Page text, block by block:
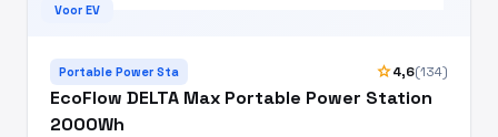
Voor EV
Portable Power Sta star4,6(134)
EcoFlow DELTA Max Portable Power Station
2000Wh